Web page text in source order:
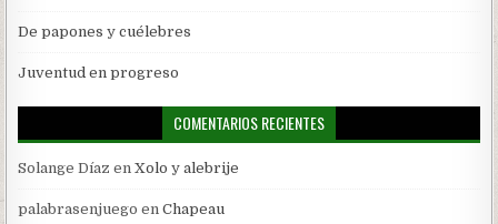
De papones y cuélebres
Juventud en progreso
COMENTARIOS RECIENTES
Solange Díaz enXolo y alebrije
palabrasenjuego enChapeau